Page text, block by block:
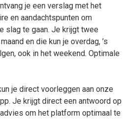
je een verslag met het
en aandachtspunten om
slag te gaan. Je krijgt twee
en die kun je overdag, ’s
ook in het weekend. Optimale
je direct voorleggen aan onze
Je krijgt direct een antwoord op
om het platform optimaal te